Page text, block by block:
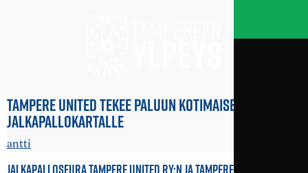
TAMPERE UNITED TEKEE PALUUN KOTIMAISELLE
JALKAPALLOKARTALLE
antti